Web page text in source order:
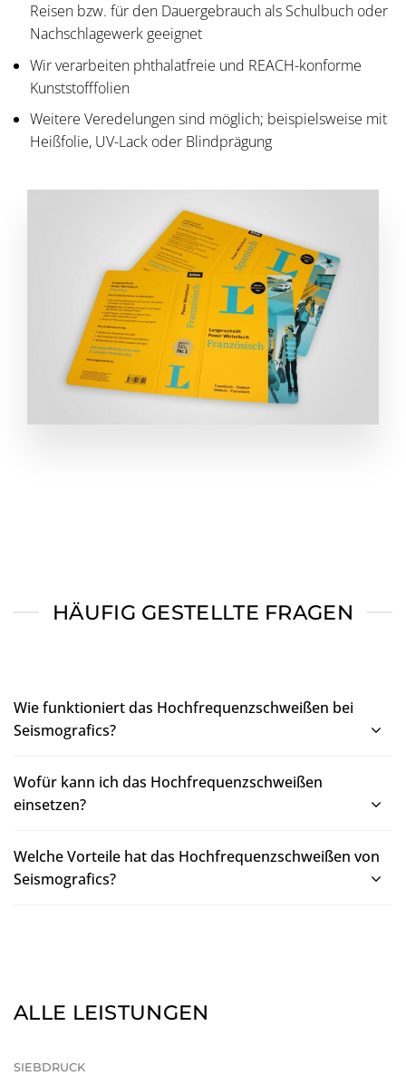
ALLE LEISTUNGEN
SIEBDRUCK
Reisen bzw. für den Dauergebrauch als Schulbuch oder
Nachschlagewerk geeignet
Wir verarbeiten phthalatfreie und REACH-konforme
Kunststofffolien
Weitere Veredelungen sind möglich; beispielsweise mit
Heißfolie, UV-Lack oder Blindprägung
HÄUFIG GESTELLTE FRAGEN
Wie funktioniert das Hochfrequenzschweißen bei
Seismografics?
Wofür kann ich das Hochfrequenzschweißen
einsetzen?
Welche Vorteile hat das Hochfrequenzschweißen von
Seismografics?